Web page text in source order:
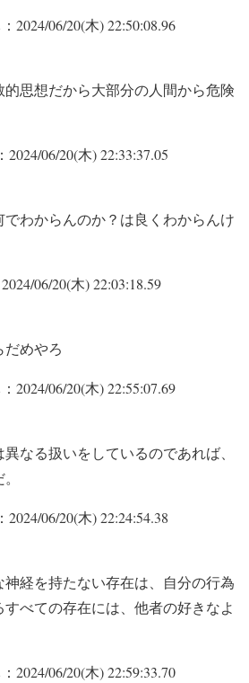
：2024/06/20(木) 22:50:08.96
思想だから大部分の人間から危険
：2024/06/20(木) 22:33:37.05
わからんのか？は良くわからんけ
2024/06/20(木) 22:03:18.59
めやろ
：2024/06/20(木) 22:55:07.69
なる扱いをしているのであれば、
：2024/06/20(木) 22:24:54.38
経を持たない存在は、自分の行為
べての存在には、他者の好きなよ
：2024/06/20(木) 22:59:33.70